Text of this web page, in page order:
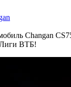
Changan
ВТБ!